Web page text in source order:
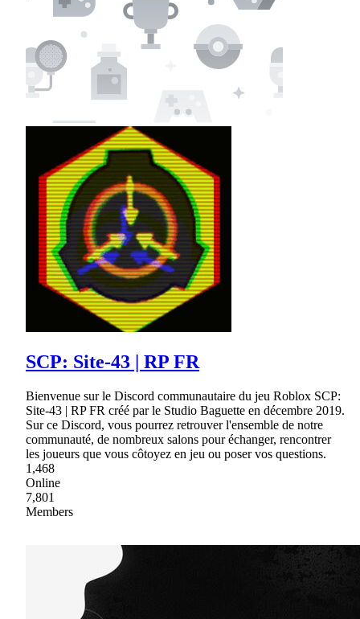
SCP: Site-43 | RP FR
Bienvenue sur le Discord communautaire du jeu Roblox SCP:
Site-43 | RP FR créé par le Studio Baguette en décembre 2019.
Sur ce Discord, vous pourrez retrouver l'ensemble de notre
communauté, de nombreux salons pour échanger, rencontrer
les joueurs que vous côtoyez en jeu ou poser vos questions.
1,468
Online
7,801
Members